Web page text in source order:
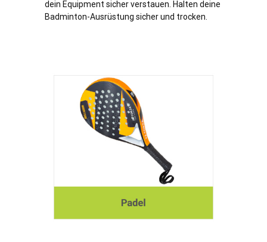
dein Equipment sicher verstauen. Halten deine
Badminton-Ausrüstung sicher und trocken.